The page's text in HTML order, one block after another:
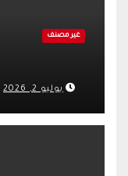
غير مصنف
يوليو 2, 2026